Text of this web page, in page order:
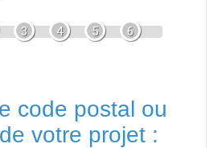
3 4 5 6
code postal ou
votre projet :